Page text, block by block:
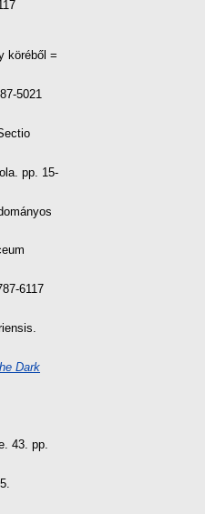
köréből =
5021
pp. 15-
6117
Dark
43. pp.